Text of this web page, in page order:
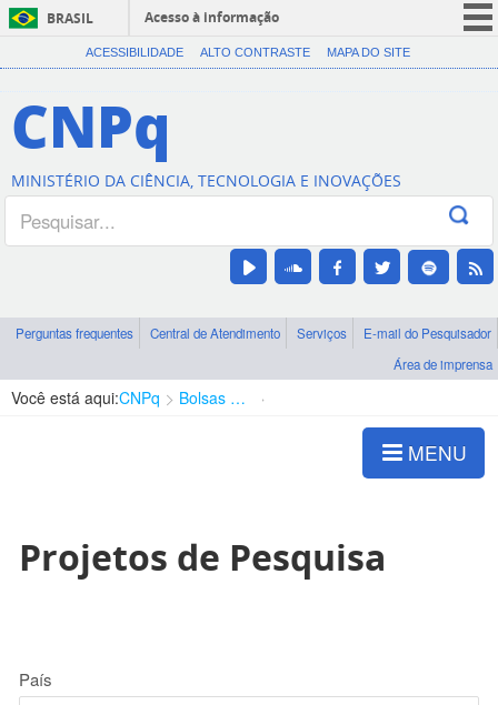
BRASIL
Acesso à informação
CORONAVÍRUS (COVID-19)
Canais
ACESSIBILIDADE ALTO CONTRASTE MAPA DO SITE
CNPq
MINISTÉRIO DA CIÊNCIA, TECNOLOGIA E INOVAÇÕES
Perguntas frequentes Central de Atendimento Serviços
E-mail do Pesquisador
Área de imprensa
Você está aqui:CNPq Bolsas e Auxílios Vigentes
MENU
Projetos de Pesquisa
País